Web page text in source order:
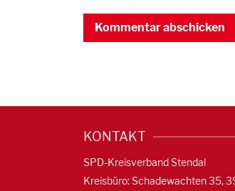
KONTAKT
SPD-Kreisverband Stendal
Kreisbüro: Schadewachten 35,